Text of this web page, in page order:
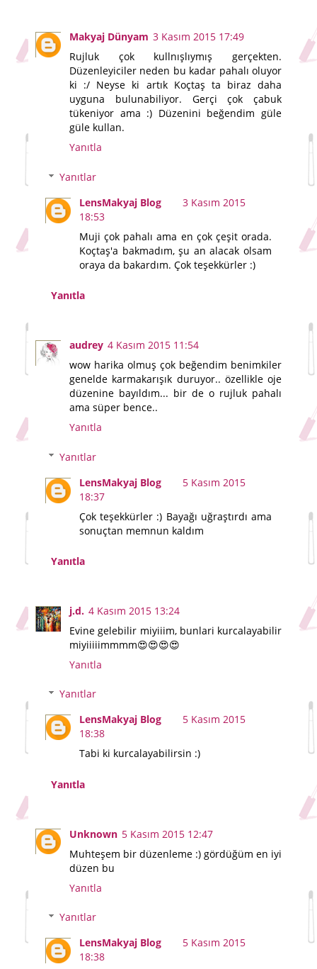
Makyaj Dünyam 3 Kasım 2015 17:49
Rujluk çok kullnışlıymış gerçekten.
Düzenleyiciler neden bu kadar pahalı oluyor
ki :/ Neyse ki artık Koçtaş ta biraz daha
uyguna bulunabiliyor. Gerçi çok çabuk
tükeniyor ama :) Düzenini beğendim güle
güle kullan.
Yanıtla
Yanıtlar
LensMakyaj Blog
3 Kasım 2015
18:53
Muji çok pahalı ama en çok çeşit orada.
Koçtaş'a bakmadım, şu an alacak olsam
oraya da bakardım. Çok teşekkürler :)
Yanıtla
audrey 4 Kasım 2015 11:54
wow harika olmuş çok beğendim benimkiler
genelde karmakarışık duruyor.. özellikle oje
düzenine bayıldım... bir de o rujluk pahalı
ama süper bence..
Yanıtla
Yanıtlar
LensMakyaj Blog
5 Kasım 2015
18:37
Çok teşekkürler :) Bayağı uğraştırdı ama
sonuçtan memnun kaldım
Yanıtla
j.d. 4 Kasım 2015 13:24
Evine gelebilir miyiiim, bunlari kurcalayabilir
miyiiiiimmmm😍😍😍😍
Yanıtla
Yanıtlar
LensMakyaj Blog
5 Kasım 2015
18:38
Tabi ki kurcalayabilirsin :)
Yanıtla
Unknown 5 Kasım 2015 12:47
Muhteşem bir düzenleme :) gördüğüm en iyi
düzen bu
Yanıtla
Yanıtlar
LensMakyaj Blog
5 Kasım 2015
18:38